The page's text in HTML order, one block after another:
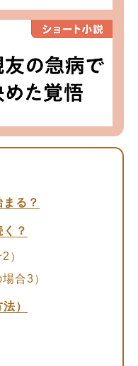
る？
？
）
合3）
）